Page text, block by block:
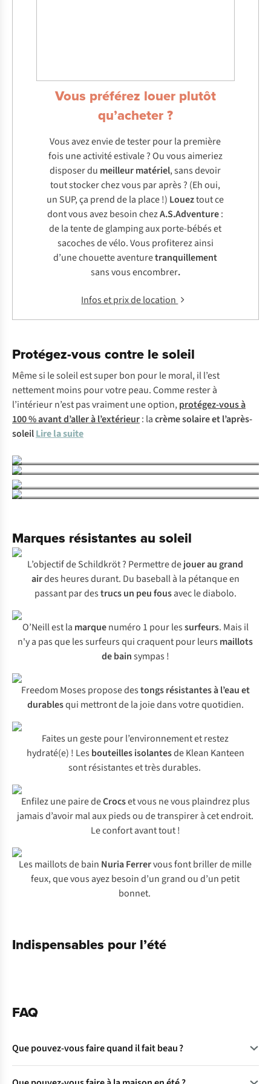
Vous préférez louer plutôt
qu’acheter ?
Vous avez envie de tester pour la première
fois une activité estivale ? Ou vous aimeriez
disposer du meilleurmatériel, sans devoir
tout stocker chez vous par après ? (Eh oui,
un SUP, ça prend de la place !) Loueztout ce
dont vous avez besoin chezA.S.Adventure:
de la tente de glamping aux porte-bébés et
sacoches de vélo. Vous profiterez ainsi
d’une chouette aventuretranquillement
sans vous encombrer.
Infos et prix de location
Protégez-vous contre le soleil
Même si le soleil est super bon pour le moral, il l’est
nettement moins pour votre peau. Comme rester à
l’intérieur n’est pas vraiment une option,protégez-vous à
100 % avant d’aller à l’extérieur: lacrème solaireet l’après-
soleilLire la suiteCrème solaire et après-soleil
T-shirts anti-UV
Marques résistantes au soleil
L’objectif de Schildkröt ? Permettre dejouer au grand
airdes heures durant. Du baseball à la pétanque en
passant par destrucs un peu fousavec le diabolo.
O’Neill est la marquenuméro 1 pour lessurfeurs. Mais il
n'y a pas que les surfeurs qui craquent pour leurs maillots
de bainsympas !
Freedom Moses propose destongs résistantes à l’eau et
durablesqui mettront de la joie dans votre quotidien.
Faites un geste pour l’environnement et restez
hydraté(e) ! Les bouteilles isolantesde Klean Kanteen
sont résistantes et très durables.
Enfilez une paire deCrocset vous ne vous plaindrez plus
jamais d’avoir mal aux pieds ou de transpirer à cet endroit.
Le confort avant tout !
Les maillots de bain Nuria Ferrervous font briller de mille
feux, que vous ayez besoin d’un grand ou d’un petit
bonnet.
Indispensables pour l’été
FAQ
Que pouvez-vous faire quand il fait beau ?